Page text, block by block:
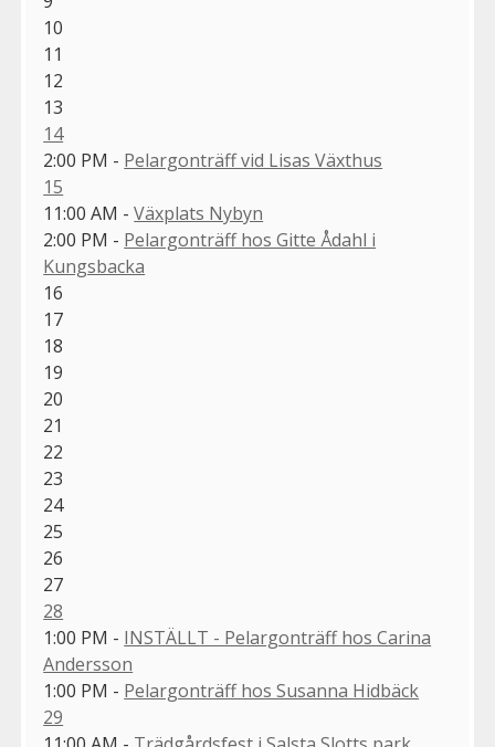
10
11
12
13
14
2:00 PM - Pelargonträff vid Lisas Växthus
15
11:00 AM -Växplats Nybyn
2:00 PM - Pelargonträff hos Gitte Ådahl i
Kungsbacka
16
17
18
19
20
21
22
23
24
25
26
27
28
1:00 PM - INSTÄLLT - Pelargonträff hos Carina
Andersson
1:00 PM - Pelargonträff hos Susanna Hidbäck
29